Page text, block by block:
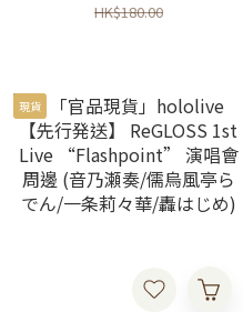
HK$180.00
現貨